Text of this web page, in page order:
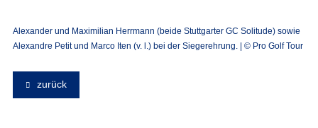
Alexander und Maximilian Herrmann (beide Stuttgarter GC Solitude) sowie
Alexandre Petit und Marco Iten (v. l.) bei der Siegerehrung. | © Pro Golf Tour
zurück